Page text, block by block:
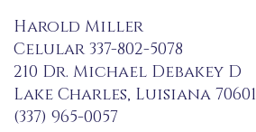
Harold Miller
Celular 337-802-5078
210 Dr. Michael Debakey D
Lake Charles, Luisiana 70601
(337) 965-0057